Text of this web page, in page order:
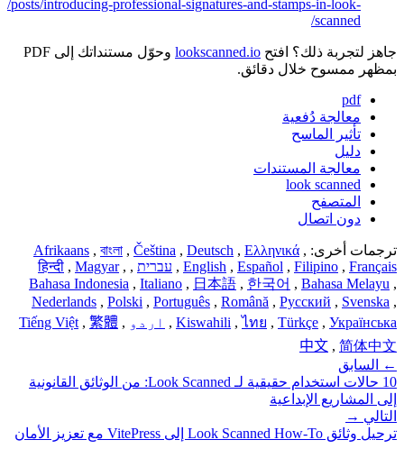
/posts/introducing-professional-signatures-and-stamps-in-look-
scanned/
جاهز لتجربة ذلك؟ افتح lookscanned.io
وحوّل مستنداتك إلى PDF
بمظهر ممسوح خلال دقائق.
pdf
معالجة دُفعية
تأثير الماسح
دليل
معالجة المستندات
look scanned
المتصفح
دون اتصال
ترجمات أخرى: Afrikaans , বাংলা , Čeština , Deutsch , Ελληνικά ,
English , Español , Filipino , Français
, עברית ,
हिन्दी , Magyar ,
Bahasa Indonesia , Italiano , 日本語 , 한국어 , Bahasa Melayu ,
Nederlands , Polski , Português , Română , Русский , Svenska ,
Kiswahili ,ไทย , Türkçe , Українська
, اردو ,
Tiếng Việt , 繁體
中文 , 简体中文
←
السابق
10 حالات استخدام حقيقية لـ Look Scanned: من الوثائق القانونية
إلى المشاريع الإبداعية
التالي →
ترحيل وثائق Look Scanned How-To إلى VitePress مع تعزيز الأمان